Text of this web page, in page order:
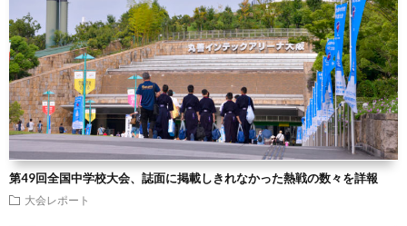
第49回全国中学校大会、誌面に掲載しきれなかった熱戦の数々を詳報
大会レポート